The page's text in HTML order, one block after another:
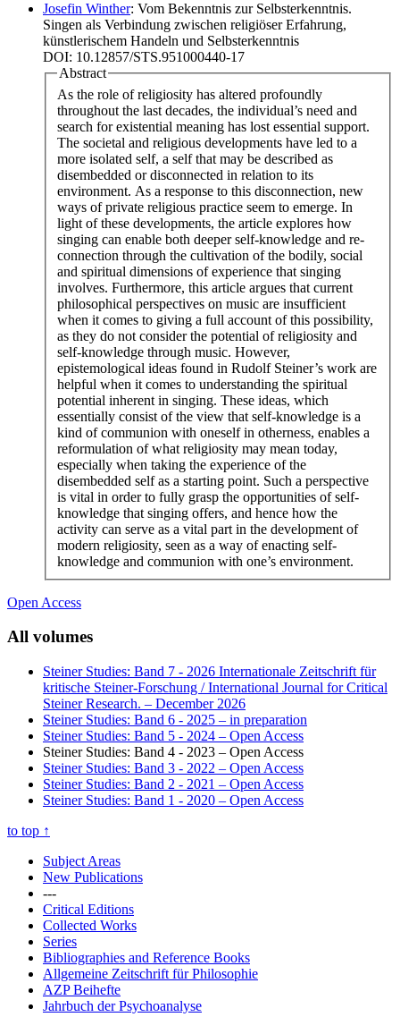
Josefin Winther: Vom Bekenntnis zur Selbsterkenntnis.
Singen als Verbindung zwischen religiöser Erfahrung,
künstlerischem Handeln und Selbsterkenntnis
DOI: 10.12857/STS.951000440-17
Abstract
As the role of religiosity has altered profoundly
throughout the last decades, the individual’s need and
search for existential meaning has lost essential support.
The societal and religious developments have led to a
more isolated self, a self that may be described as
disembedded or disconnected in relation to its
environment. As a response to this disconnection, new
ways of private religious practice seem to emerge. In
light of these developments, the article explores how
singing can enable both deeper self-knowledge and re-
connection through the cultivation of the bodily, social
and spiritual dimensions of experience that singing
involves. Furthermore, this article argues that current
philosophical perspectives on music are insufficient
when it comes to giving a full account of this possibility,
as they do not consider the potential of religiosity and
self-knowledge through music. However,
epistemological ideas found in Rudolf Steiner’s work are
helpful when it comes to understanding the spiritual
potential inherent in singing. These ideas, which
essentially consist of the view that self-knowledge is a
kind of communion with oneself in otherness, enables a
reformulation of what religiosity may mean today,
especially when taking the experience of the
disembedded self as a starting point. Such a perspective
is vital in order to fully grasp the opportunities of self-
knowledge that singing offers, and hence how the
activity can serve as a vital part in the development of
modern religiosity, seen as a way of enacting self-
knowledge and communion with one’s environment.
Open Access
All volumes
Steiner Studies: Band 7 - 2026 Internationale Zeitschrift für
kritische Steiner-Forschung / International Journal for Critical
Steiner Research. – December 2026
Steiner Studies: Band 6 - 2025 – in preparation
Steiner Studies: Band 5 - 2024 – Open Access
Steiner Studies: Band 4 - 2023 – Open Access
Steiner Studies: Band 3 - 2022 – Open Access
Steiner Studies: Band 2 - 2021 – Open Access
Steiner Studies: Band 1 - 2020 – Open Access
to top ↑
Subject Areas
New Publications
---
Critical Editions
Collected Works
Series
Bibliographies and Reference Books
Allgemeine Zeitschrift für Philosophie
AZP Beihefte
Jahrbuch der Psychoanalyse